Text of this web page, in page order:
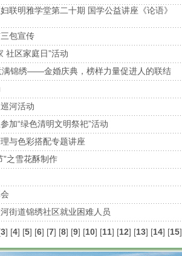
联明雅学堂第二十期 国学公益讲座《论语》
包宣传
社区家庭日”活动
满锦绣——金婚庆典，榜样力量促进人的联结
河活动
加“绿色清明文明祭祀”活动
与色彩搭配专题讲座
”之雪花酥制作
街道锦绣社区就业困难人员
3] [4] [5] [6] [7] [8] [9] [10] [11] [12] [13] [14] [15]